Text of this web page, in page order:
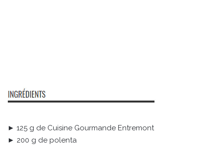
► 125 g de Cuisine Gourmande Entremont
► 200 g de polenta